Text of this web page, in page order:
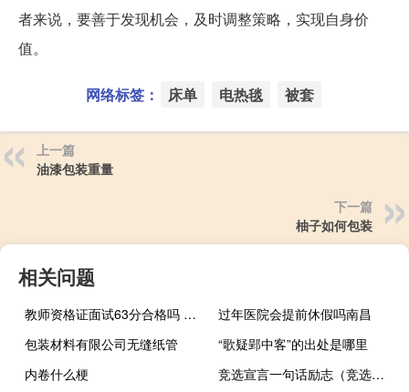
者来说，要善于发现机会，及时调整策略，实现自身价
值。
网络标签： 床单 电热毯 被套
上一篇
油漆包装重量
下一篇
柚子如何包装
相关问题
教师资格证面试63分合格吗 教师资格证面试评分标准
过年医院会提前休假吗南昌
包装材料有限公司无缝纸管
“歌疑郢中客”的出处是哪里
内卷什么梗
竞选宣言一句话励志（竞选宣言一句话）